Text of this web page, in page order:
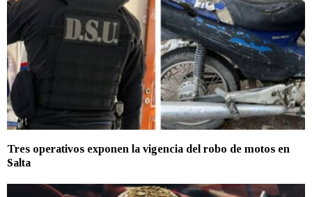
Tres operativos exponen la vigencia del robo de motos en
Salta